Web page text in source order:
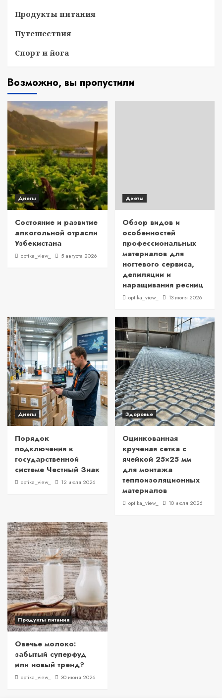
Продукты питания
Путешествия
Спорт и йога
Возможно, вы пропустили
Диеты
Состояние и развитие
алкогольной отрасли
Узбекистана
optika_view_ 5 августа 2026
Диеты
Обзор видов и
особенностей
профессиональных
материалов для
ногтевого сервиса,
депиляции и
наращивания ресниц
optika_view_ 13 июля 2026
Диеты
Порядок
подключения к
государственной
системе Честный Знак
optika_view_ 12 июля 2026
Здоровье
Оцинкованная
крученая сетка с
ячейкой 25×25 мм
для монтажа
теплоизоляционных
материалов
optika_view_ 10 июля 2026
Продукты питания
Овечье молоко:
забытый суперфуд
или новый тренд?
optika_view_ 30 июня 2026